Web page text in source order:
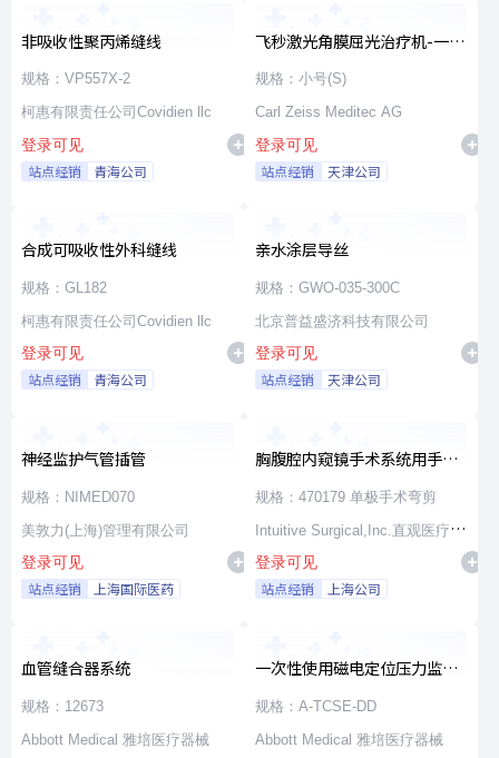
非吸收性聚丙烯缝线
规格：VP557X-2
柯惠有限责任公司Covidien llc
登录可见
站点经销 青海公司
飞秒激光角膜屈光治疗机-一次
性使用无菌治疗包
规格：小号(S)
Carl Zeiss Meditec AG
登录可见
站点经销 天津公司
合成可吸收性外科缝线
规格：GL182
柯惠有限责任公司Covidien llc
登录可见
站点经销 青海公司
亲水涂层导丝
规格：GWO-035-300C
北京普益盛济科技有限公司
登录可见
站点经销 天津公司
神经监护气管插管
规格：NIMED070
美敦力(上海)管理有限公司
登录可见
站点经销 上海国际医药
胸腹腔内窥镜手术系统用手术
器械
规格：470179 单极手术弯剪
Intuitive Surgical,Inc.直观医疗公
司
登录可见
站点经销 上海公司
血管缝合器系统
规格：12673
Abbott Medical 雅培医疗器械
一次性使用磁电定位压力监测
消融导管
规格：A-TCSE-DD
Abbott Medical 雅培医疗器械